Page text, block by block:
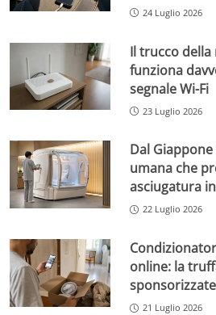
24 Luglio 2026
Il trucco
funziona
segnale Wi-Fi
23 Luglio 2026
Dal
umana che
asciugatura
22 Luglio 2026
online: la
sponsorizzate
21 Luglio 2026